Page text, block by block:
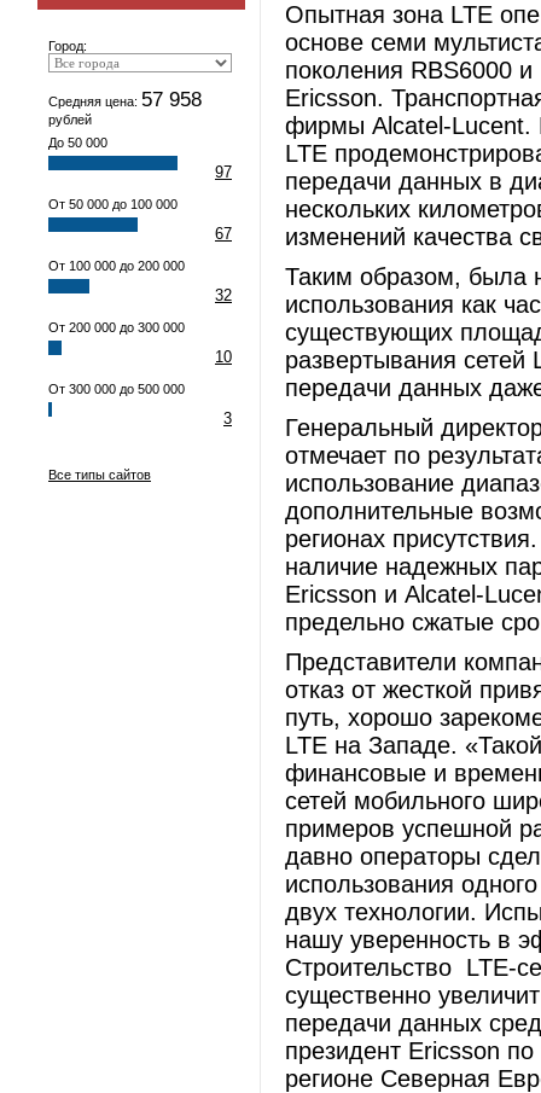
Город:
Средняя цена: 57 958
рублей
До 50 000
97
От 50 000 до 100 000
67
От 100 000 до 200 000
32
От 200 000 до 300 000
10
От 300 000 до 500 000
3
Все типы сайтов
Опытная зона LTE
основе семи
поколения RBS6000
Ericsson.
фирмы Alcatel-Lucent.
LTE
передачи данных в
нескольких
изменений качества
Таким образом, была
использования как
существующих
развертывания сетей
передачи данных
Генеральный
отмечает по
использование
дополнительные
регионах
наличие надежных
Ericsson и Alcatel-
предельно сжатые
Представители
отказ от жесткой
путь, хорошо
LTE на Западе.
финансовые и
сетей мобильного
примеров успешной
давно операторы
использования
двух технологии.
нашу уверенность в
Строительство LTE-
существенно
передачи данных
президент Ericsson
регионе Северная